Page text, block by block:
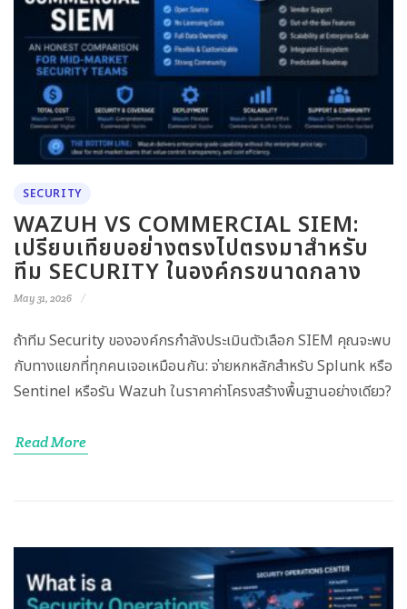
SECURITY
WAZUH VS COMMERCIAL SIEM:
เปรียบเทียบอย่างตรงไปตรงมาสำหรับ
ทีม SECURITY ในองค์กรขนาดกลาง
May 31, 2026
ถ้าทีม Security ขององค์กรกำลังประเมินตัวเลือก SIEM คุณจะพบ
กับทางแยกที่ทุกคนเจอเหมือนกัน: จ่ายหกหลักสำหรับ Splunk หรือ
Sentinel หรือรัน Wazuh ในราคาค่าโครงสร้างพื้นฐานอย่างเดียว?
Read More